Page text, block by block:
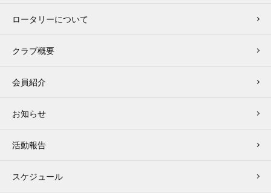
ロータリーについて
クラブ概要
会員紹介
お知らせ
活動報告
スケジュール